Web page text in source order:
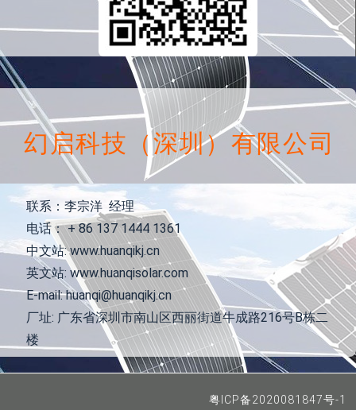
幻启科技（深圳）有限公司
联系：李宗洋 经理
电话： + 86 137 1444 1361
中文站: www.huanqikj.cn
英文站: www.huanqisolar.com
E-mail: huanqi@huanqikj.cn
厂址: 广东省深圳市南山区西丽街道牛成路216号B栋二
楼
粤ICP备2020081847号-1